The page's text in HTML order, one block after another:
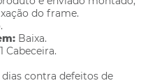
do frame.
Baixa.
1 Cabeceira.
contra defeitos de